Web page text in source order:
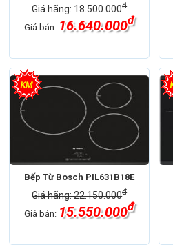
Giá hãng: 18.500.000đ
Giá bán: 16.640.000đ
Bếp Từ Bosch PIL631B18E
Giá hãng: 22.150.000đ
Giá bán: 15.550.000đ